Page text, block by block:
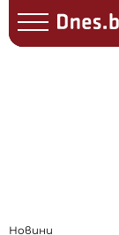
Новини